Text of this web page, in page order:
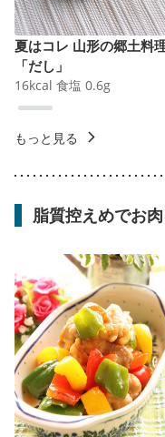
夏はコレ 山形の郷土料
「だし」
16kcal 食塩 0.6g
もっと見る
脂質控えめでお